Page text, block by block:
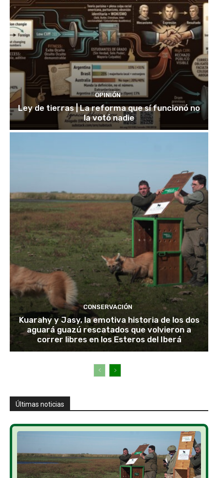
OPINIÓN
Ley de tierras | La reforma que sí funcionó no
la votó nadie
CONSERVACIÓN
Kuarahy y Jasy, la emotiva historia de los dos
aguará guazú rescatados que volvieron a
correr libres en los Esteros del Iberá
Últimas noticias